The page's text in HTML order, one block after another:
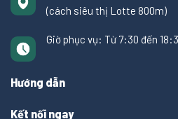
(cách siêu thị Lotte 800m)
Giờ phục vụ: Từ 7:30 đến
Hướng dẫn
Kết nối ngay